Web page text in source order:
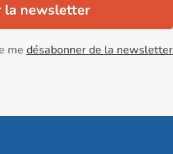
la newsletter
me désabonner de la newsletter